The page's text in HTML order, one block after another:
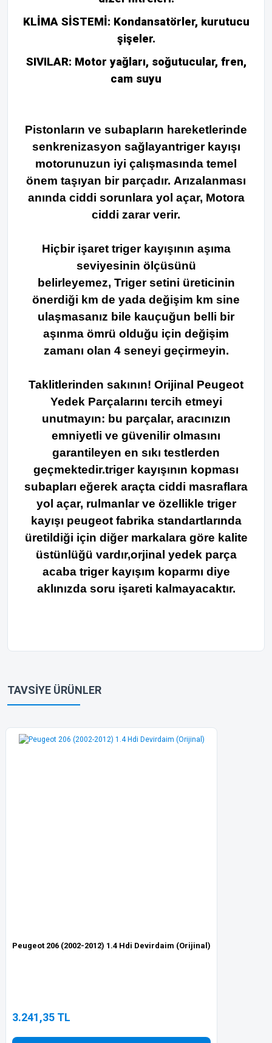
KLİMA SİSTEMİ: Kondansatörler, kurutucu
şişeler.
SIVILAR: Motor yağları, soğutucular, fren,
cam suyu
Pistonların ve subapların hareketlerinde
senkrenizasyon sağlayantriger kayışı
motorunuzun iyi çalışmasında temel
önem taşıyan bir parçadır. Arızalanması
anında ciddi sorunlara yol açar, Motora
ciddi zarar verir.
Hiçbir işaret triger kayışının aşıma
seviyesinin ölçüsünü
belirleyemez, Triger setini üreticinin
önerdiği km de yada değişim km sine
ulaşmasanız bile kauçuğun belli bir
aşınma ömrü olduğu için değişim
zamanı olan 4 seneyi geçirmeyin.
Taklitlerinden sakının! Orijinal Peugeot
Yedek Parçalarını tercih etmeyi
unutmayın: bu parçalar, aracınızın
emniyetli ve güvenilir olmasını
garantileyen en sıkı testlerden
geçmektedir.triger kayışının kopması
subapları eğerek araçta ciddi masraflara
yol açar, rulmanlar ve özellikle triger
kayışı peugeot fabrika standartlarında
üretildiği için diğer markalara göre kalite
üstünlüğü vardır,orjinal yedek parça
acaba triger kayışım koparmı diye
aklınızda soru işareti kalmayacaktır.
Görüş ve önerileriniz için teşekkür ederiz.
Ürün açıklamasında eksik bilgiler bulunuyor.
TAVSİYE ÜRÜNLER
Peugeot 206 (2002-2012) 1.4 Hdi Devirdaim (Orijinal)
3.241,35 TL